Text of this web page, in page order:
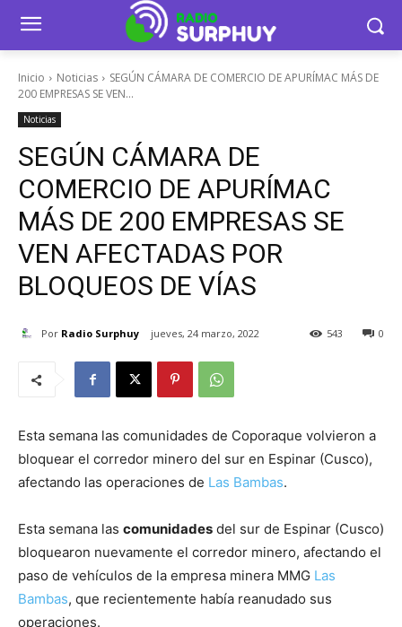
Inicio Noticias
SEGÚN CÁMARA DE COMERCIO DE APURÍMAC MÁS DE
200 EMPRESAS SE VEN...
Noticias
SEGÚN CÁMARA DE
COMERCIO DE APURÍMAC
MÁS DE 200 EMPRESAS SE
VEN AFECTADAS POR
BLOQUEOS DE VÍAS
Por Radio Surphuy jueves, 24 marzo, 2022 0
543
Esta semana las comunidades de Coporaque volvieron a
bloquear el corredor minero del sur en Espinar (Cusco),
afectando las operaciones de Las Bambas.
Esta semana las comunidades del sur de Espinar (Cusco)
bloquearon nuevamente el corredor minero, afectando el
paso de vehículos de la empresa minera MMG Las
Bambas, que recientemente había reanudado sus
operaciones.